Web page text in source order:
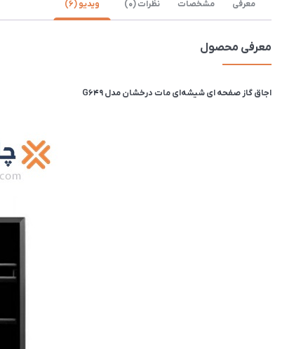
معرفی مشخصات نظرات (0) ویدیو (6)
معرفی محصول
اجاق گاز صفحه ای شیشه‌ای مات درخشان مدل G649